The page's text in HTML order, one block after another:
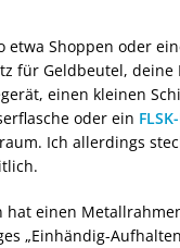
etwa Shoppen oder
für Geldbeutel,
einen kleinen
oder ein
Ich allerdings
hat einen
„Einhändig-